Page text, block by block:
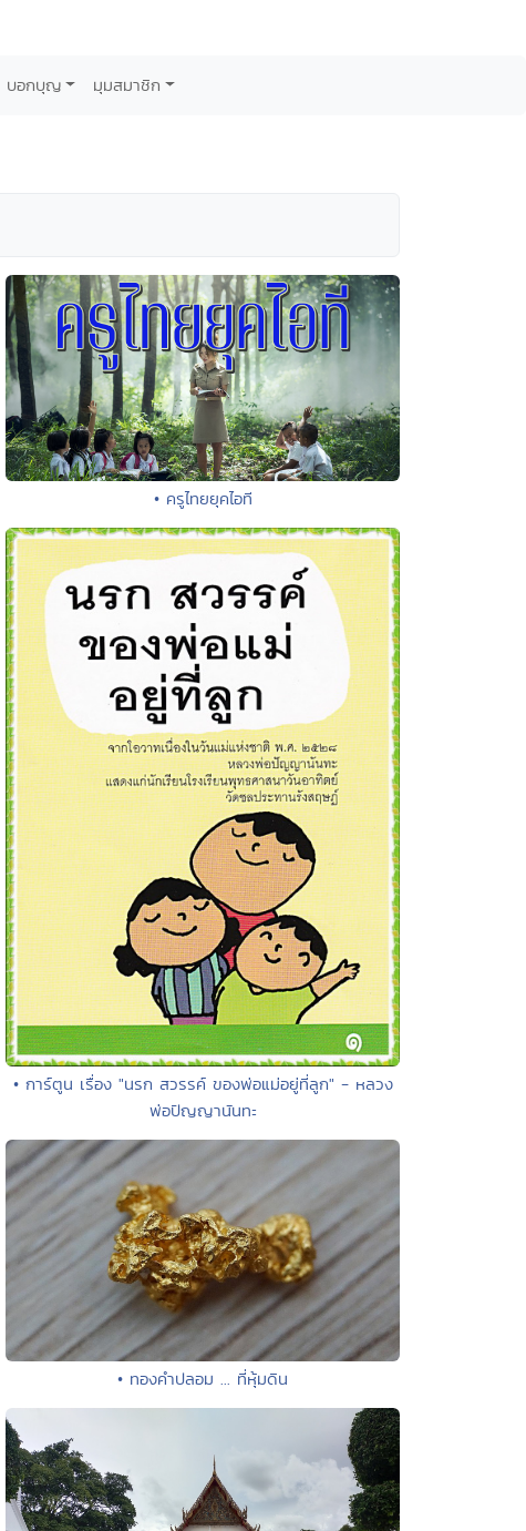
บอกบุญ มุมสมาชิก
• ครูไทยยุคไอที
• การ์ตูน เรื่อง "นรก สวรรค์ ของพ่อแม่อยู่ที่ลูก" - หลวง
พ่อปัญญานันทะ
• ทองคำปลอม ... ที่หุ้มดิน